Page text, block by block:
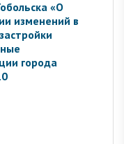
«О
изменений в
города